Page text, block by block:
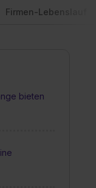
Firmen-Lebenslauf
bieten